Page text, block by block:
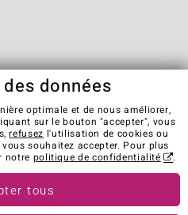
données
Cookies
Révocation du contrat
in other countries:
données
optimale et de nous améliorer,
sur le bouton "accepter", vous
refusez l'utilisation de cookies ou
souhaitez accepter. Pour plus
notre politique de confidentialité .
tous